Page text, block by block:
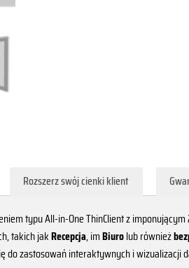
Rozszerz swój cienki klient
typu All-in-One ThinClient z
takich jakRecepcja, imBiurolub również
do zastosowań interaktywnych i